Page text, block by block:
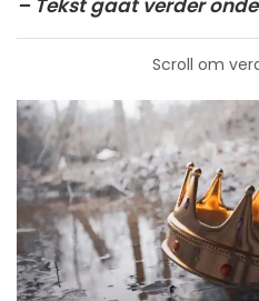
– Tekst gaat verder
Scroll om